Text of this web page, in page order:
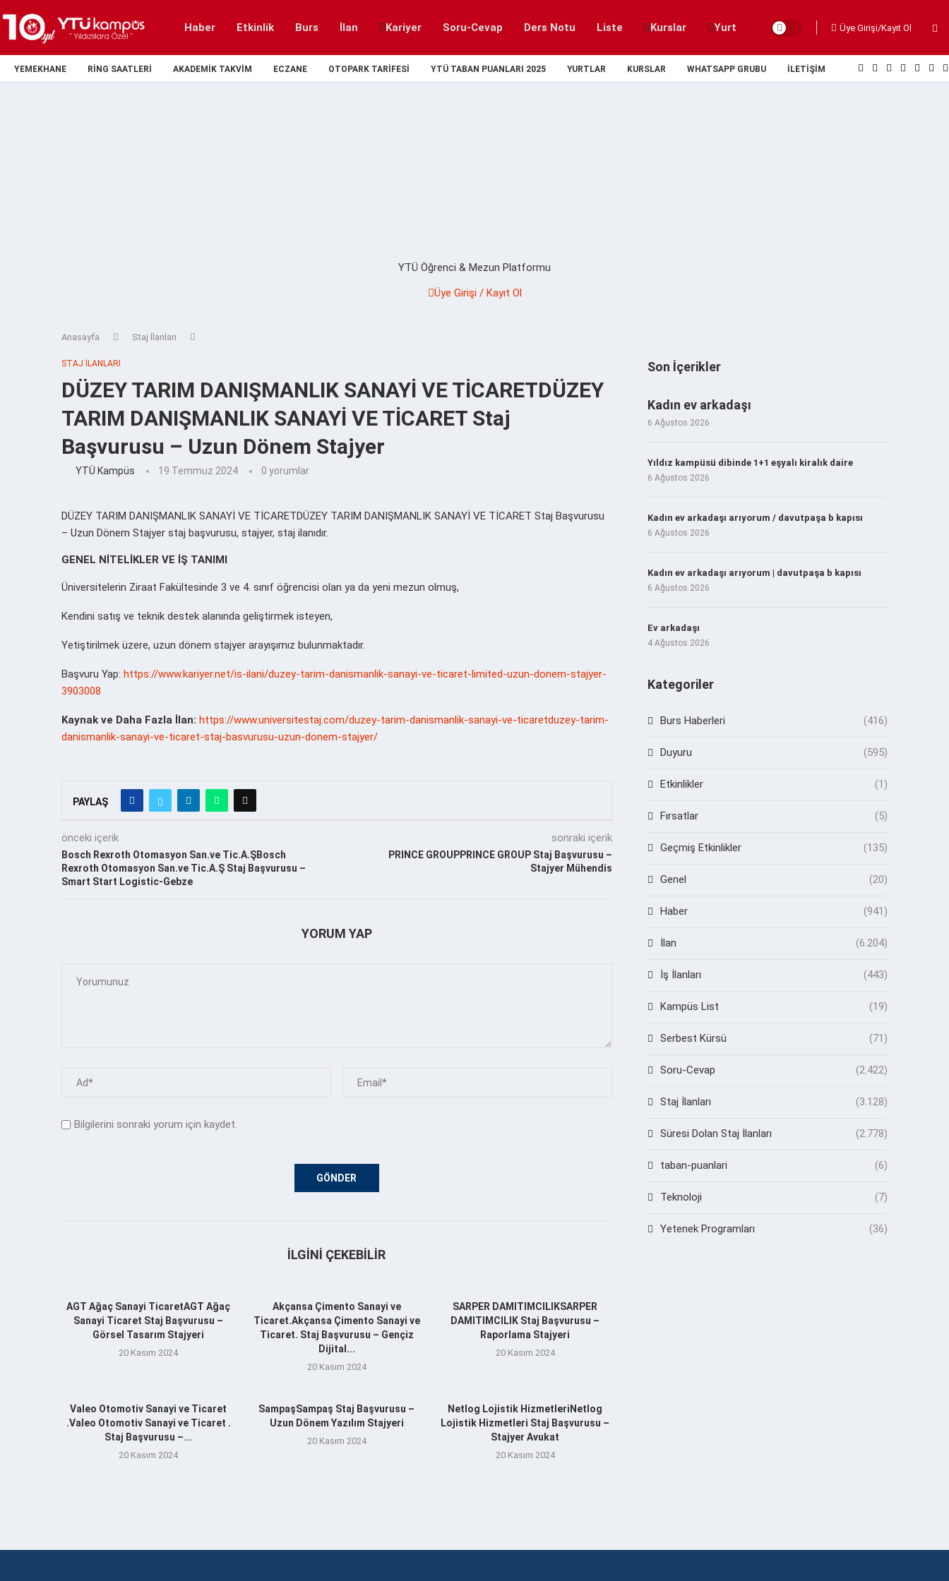
Haber Etkinlik Burs İlan Kariyer Soru-Cevap Ders Notu Liste Kurslar Yurt Üye Girişi/Kayıt Ol
YEMEKHANE RING SAATLERI AKADEMIK TAKVIM ECZANE OTOPARK TARIFESI YTÜ TABAN PUANLARI 2025 YURTLAR KURSLAR WHATSAPP GRUBU İLETIŞIM
YTÜ Öğrenci & Mezun Platformu
Üye Girişi / Kayıt Ol
Anasayfa Staj İlanları
STAJ İLANLARI
DÜZEY TARIM DANIŞMANLIK SANAYİ VE TİCARETDÜZEY
TARIM DANIŞMANLIK SANAYİ VE TİCARET Staj
Başvurusu – Uzun Dönem Stajyer
YTÜ Kampüs 19 Temmuz 2024 0 yorumlar
DÜZEY TARIM DANIŞMANLIK SANAYİ VE TİCARETDÜZEY TARIM DANIŞMANLIK SANAYİ VE TİCARET Staj Başvurusu
– Uzun Dönem Stajyer staj başvurusu, stajyer, staj ilanıdır.
GENEL NİTELİKLER VE İŞ TANIMI
Üniversitelerin Ziraat Fakültesinde 3 ve 4. sınıf öğrencisi olan ya da yeni mezun olmuş,
Kendini satış ve teknik destek alanında geliştirmek isteyen,
Yetiştirilmek üzere, uzun dönem stajyer arayışımız bulunmaktadır.
Başvuru Yap: https://www.kariyer.net/is-ilani/duzey-tarim-danismanlik-sanayi-ve-ticaret-limited-uzun-donem-stajyer-
3903008
Kaynak ve Daha Fazla İlan: https://www.universitestaj.com/duzey-tarim-danismanlik-sanayi-ve-ticaretduzey-tarim-
danismanlik-sanayi-ve-ticaret-staj-basvurusu-uzun-donem-stajyer/
PAYLAŞ
önceki içerik
Bosch Rexroth Otomasyon San.ve Tic.A.ŞBosch
Rexroth Otomasyon San.ve Tic.A.Ş Staj Başvurusu –
Smart Start Logistic-Gebze
sonraki içerik
PRINCE GROUPPRINCE GROUP Staj Başvurusu –
Stajyer Mühendis
YORUM YAP
Bilgilerini sonraki yorum için kaydet.
İLGINI ÇEKEBILIR
AGT Ağaç Sanayi TicaretAGT Ağaç
Sanayi Ticaret Staj Başvurusu –
Görsel Tasarım Stajyeri
20 Kasım 2024
Akçansa Çimento Sanayi ve
Ticaret.Akçansa Çimento Sanayi ve
Ticaret. Staj Başvurusu – Gençiz
Dijital...
20 Kasım 2024
SARPER DAMITIMCILIKSARPER
DAMITIMCILIK Staj Başvurusu –
Raporlama Stajyeri
20 Kasım 2024
Valeo Otomotiv Sanayi ve Ticaret
.Valeo Otomotiv Sanayi ve Ticaret .
Staj Başvurusu –...
20 Kasım 2024
SampaşSampaş Staj Başvurusu –
Uzun Dönem Yazılım Stajyeri
20 Kasım 2024
Netlog Lojistik HizmetleriNetlog
Lojistik Hizmetleri Staj Başvurusu –
Stajyer Avukat
20 Kasım 2024
Son İçerikler
Kadın ev arkadaşı
6 Ağustos 2026
Yıldız kampüsü dibinde 1+1 eşyalı kiralık daire
6 Ağustos 2026
Kadın ev arkadaşı arıyorum / davutpaşa b kapısı
6 Ağustos 2026
Kadın ev arkadaşı arıyorum | davutpaşa b kapısı
6 Ağustos 2026
Ev arkadaşı
4 Ağustos 2026
Kategoriler
Burs Haberleri (416)
Duyuru (595)
Etkinlikler (1)
Fırsatlar (5)
Geçmiş Etkinlikler (135)
Genel (20)
Haber (941)
İlan (6.204)
İş İlanları (443)
Kampüs List (19)
Serbest Kürsü (71)
Soru-Cevap (2.422)
Staj İlanları (3.128)
Süresi Dolan Staj İlanları (2.778)
taban-puanlari (6)
Teknoloji (7)
Yetenek Programları (36)